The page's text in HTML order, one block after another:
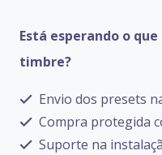
MK-
300
quantidade
Está esperando o
timbre?
Envio dos presets
Compra protegida
Suporte na